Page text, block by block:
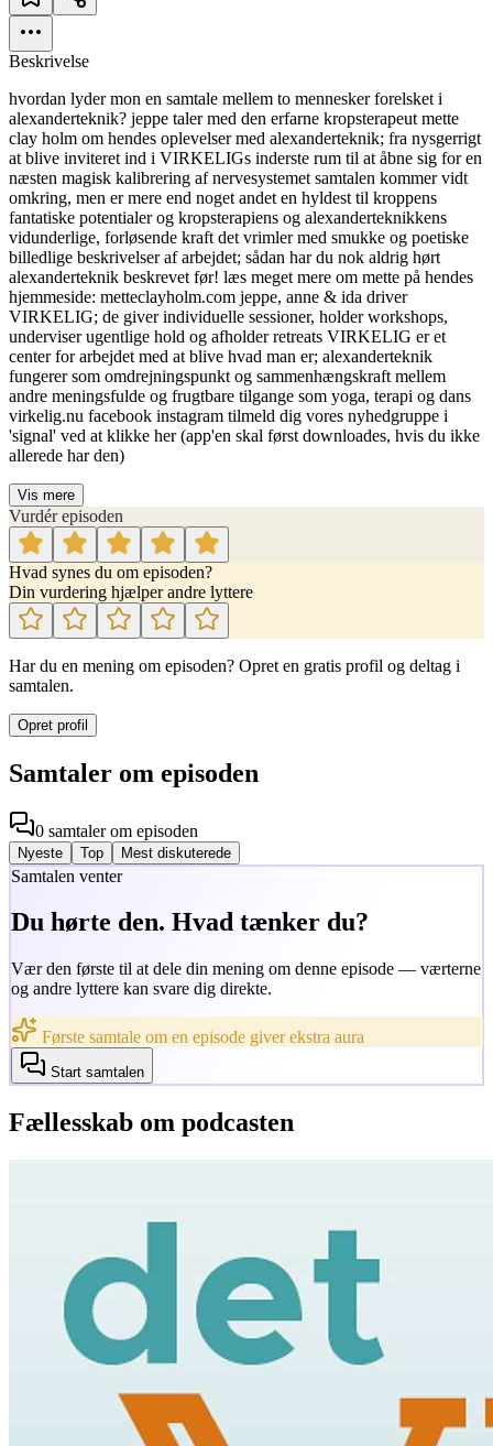
Beskrivelse
hvordan lyder mon en samtale mellem to mennesker forelsket i
alexanderteknik? jeppe taler med den erfarne kropsterapeut mette
clay holm om hendes oplevelser med alexanderteknik; fra nysgerrigt
at blive inviteret ind i VIRKELIGs inderste rum til at åbne sig for en
næsten magisk kalibrering af nervesystemet samtalen kommer vidt
omkring, men er mere end noget andet en hyldest til kroppens
fantatiske potentialer og kropsterapiens og alexanderteknikkens
vidunderlige, forløsende kraft det vrimler med smukke og poetiske
billedlige beskrivelser af arbejdet; sådan har du nok aldrig hørt
alexanderteknik beskrevet før! læs meget mere om mette på hendes
hjemmeside: metteclayholm.com jeppe, anne & ida driver
VIRKELIG; de giver individuelle sessioner, holder workshops,
underviser ugentlige hold og afholder retreats VIRKELIG er et
center for arbejdet med at blive hvad man er; alexanderteknik
fungerer som omdrejningspunkt og sammenhængskraft mellem
andre meningsfulde og frugtbare tilgange som yoga, terapi og dans
virkelig.nu facebook instagram tilmeld dig vores nyhedgruppe i
'signal' ved at klikke her (app'en skal først downloades, hvis du ikke
allerede har den)
Vis mere
Vurdér episoden
Hvad synes du om episoden?
Din vurdering hjælper andre lyttere
Har du en mening om episoden? Opret en gratis profil og deltag i
samtalen.
Opret profil
Samtaler om episoden
0 samtalerom episoden
Nyeste Top Mest diskuterede
Samtalen venter
Du hørte den. Hvad tænker du?
Vær den første til at dele din mening om denne episode — værterne
og andre lyttere kan svare dig direkte.
Første samtale om en episode giver ekstra aura
Start samtalen
Fællesskab om podcasten